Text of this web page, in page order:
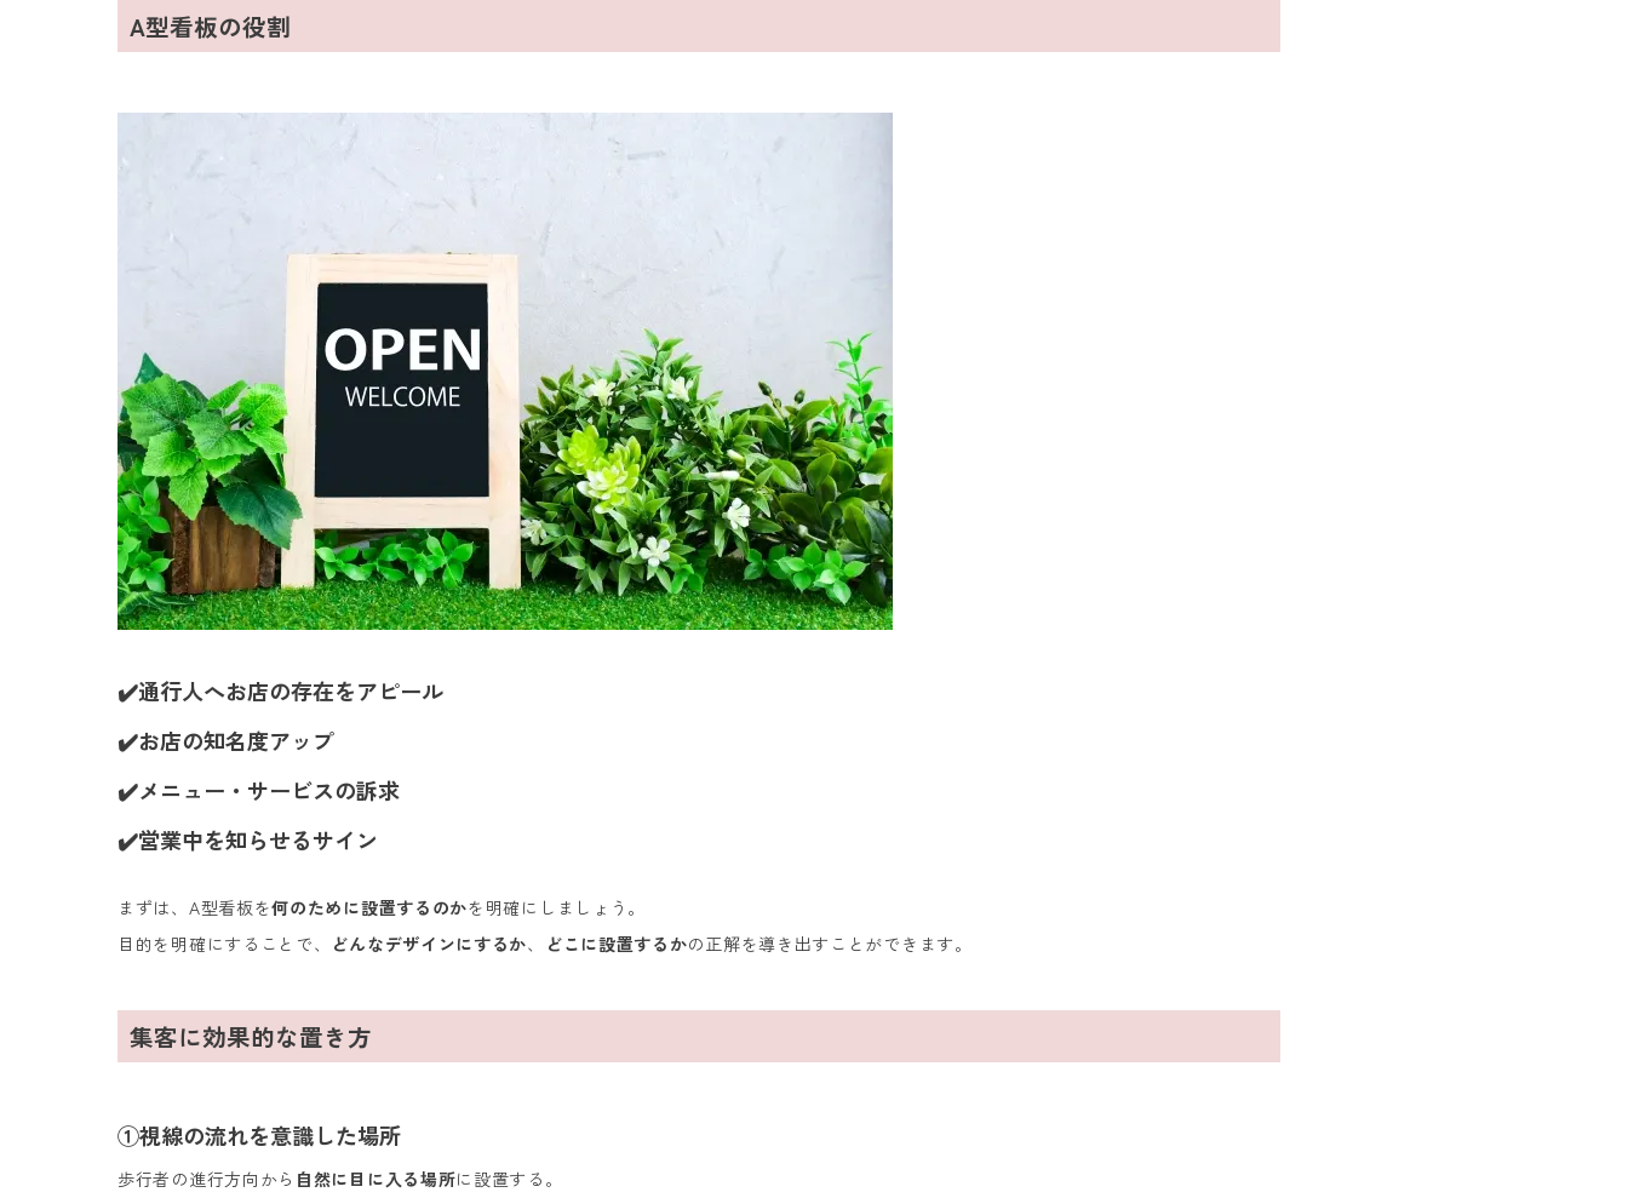
A型看板の役割
✔️通行人へお店の存在をアピール
✔️お店の知名度アップ
✔️メニュー・サービスの訴求
✔️営業中を知らせるサイン
まずは、A型看板を何のために設置するのかを明確にしましょう。
目的を明確にすることで、
どんなデザインにするか、 どこに設置するかの正解を導き出すことができます。
集客に効果的な置き方
①視線の流れを意識した場所
歩行者の進行方向から 自然に目に入る場所に設置する。